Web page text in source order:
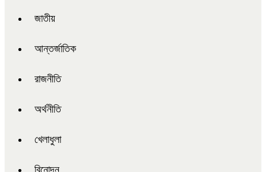
জাতীয়
আন্তর্জাতিক
রাজনীতি
অর্থনীতি
খেলাধুলা
বিনোদন